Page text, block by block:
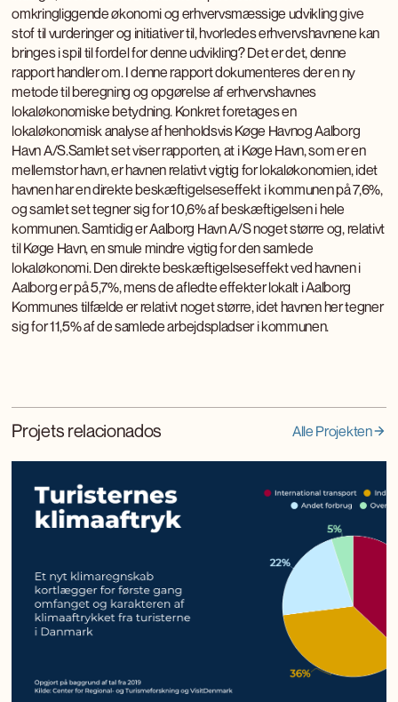
omkringliggende økonomi og erhvervsmæssige udvikling give
stof til vurderinger og initiativer til, hvorledes erhvervshavnene kan
bringes i spil til fordel for denne udvikling? Det er det, denne
rapport handler om. I denne rapport dokumenteres der en ny
metode til beregning og opgørelse af erhvervshavnes
lokaløkonomiske betydning. Konkret foretages en
lokaløkonomisk analyse af henholdsvis Køge Havnog Aalborg
Havn A/S.Samlet set viser rapporten, at i Køge Havn, som er en
mellemstor havn, er havnen relativt vigtig for lokaløkonomien, idet
havnen har en direkte beskæftigelseseffekt i kommunen på 7,6%,
og samlet set tegner sig for 10,6% af beskæftigelsen i hele
kommunen. Samtidig er Aalborg Havn A/S noget større og, relativt
til Køge Havn, en smule mindre vigtig for den samlede
lokaløkonomi. Den direkte beskæftigelseseffekt ved havnen i
Aalborg er på 5,7%, mens de afledte effekter lokalt i Aalborg
Kommunes tilfælde er relativt noget større, idet havnen her tegner
sig for 11,5% af de samlede arbejdspladser i kommunen.
Projets relacionados Alle Projekten